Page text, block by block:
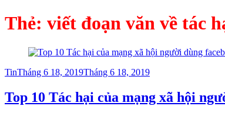
Thẻ: viết đoạn văn về tác
TinPosted
Tháng 6 18, 2019Tháng 6 18, 2019
Top 10 Tác hại của mạng xã hội